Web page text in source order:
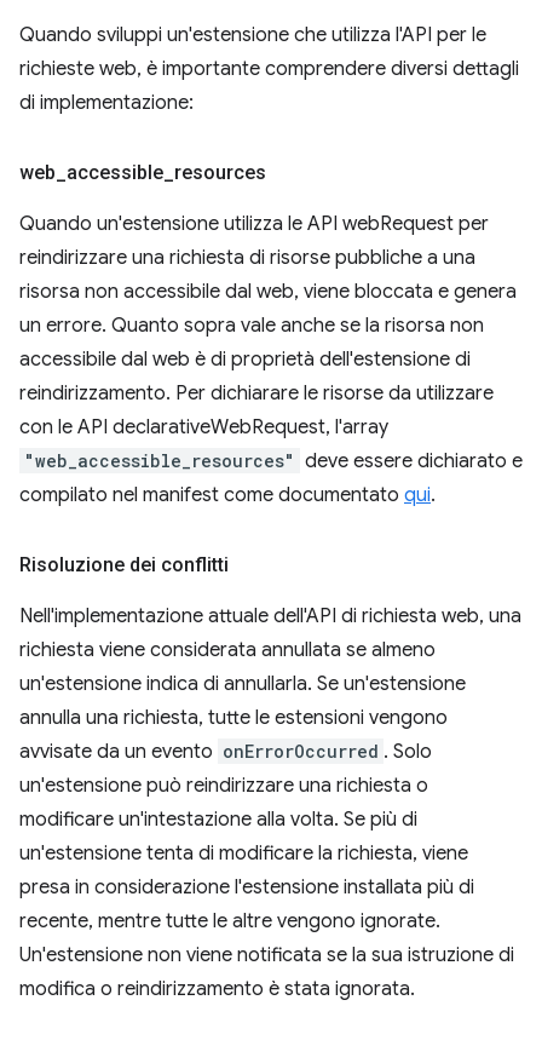
Quando sviluppi un'estensione che utilizza l'API per le
richieste web, è importante comprendere diversi dettagli
di implementazione:
web accessible resources
Quando un'estensione utilizza le API webRequest per
reindirizzare una richiesta di risorse pubbliche a una
risorsa non accessibile dal web, viene bloccata e genera
un errore. Quanto sopra vale anche se la risorsa non
accessibile dal web è di proprietà dell'estensione di
reindirizzamento. Per dichiarare le risorse da utilizzare
con le API declarativeWebRequest, l'array
"web_accessible_resources" deve essere dichiarato e
compilato nel manifest come documentato qui.
Risoluzione dei conflitti
Nell'implementazione attuale dell'API di richiesta web, una
richiesta viene considerata annullata se almeno
un'estensione indica di annullarla. Se un'estensione
annulla una richiesta, tutte le estensioni vengono
avvisate da un evento onErrorOccurred . Solo
un'estensione può reindirizzare una richiesta o
modificare un'intestazione alla volta. Se più di
un'estensione tenta di modificare la richiesta, viene
presa in considerazione l'estensione installata più di
recente, mentre tutte le altre vengono ignorate.
Un'estensione non viene notificata se la sua istruzione di
modifica o reindirizzamento è stata ignorata.